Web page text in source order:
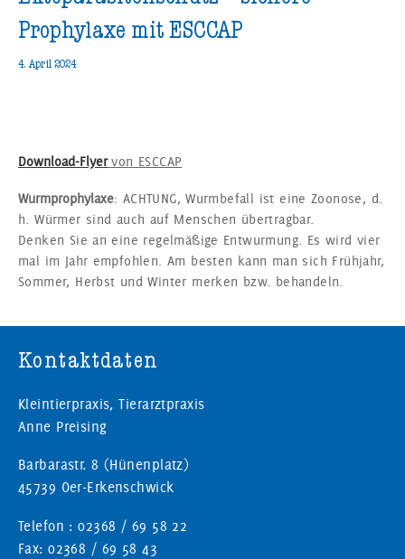
Prophylaxe mit ESCCAP
4. April 2024
Download-Flyervon ESCCAP
Wurmprophylaxe: ACHTUNG, Wurmbefall ist eine Zoonose, d.
h. Würmer sind auch auf Menschen übertragbar.
Denken Sie an eine regelmäßige Entwurmung. Es wird vier
mal im Jahr empfohlen. Am besten kann man sich Frühjahr,
Sommer, Herbst und Winter merken bzw. behandeln.
Kontaktdaten
Kleintierpraxis, Tierarztpraxis
Anne Preising
Barbarastr. 8 (Hünenplatz)
45739 Oer-Erkenschwick
Telefon : 02368 / 69 58 22
Fax: 02368 / 69 58 43